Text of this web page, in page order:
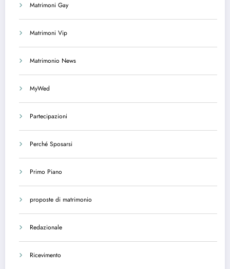
Matrimoni Gay
Matrimoni Vip
Matrimonio News
MyWed
Partecipazioni
Perché Sposarsi
Primo Piano
proposte di matrimonio
Redazionale
Ricevimento